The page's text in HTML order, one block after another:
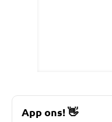
App ons!👋